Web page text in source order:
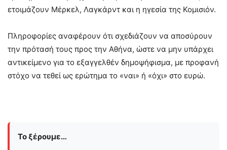
ετοιμάζουν Μέρκελ, Λαγκάρντ και η ηγεσία της Κομισιόν.
Πληροφορίες αναφέρουν ότι σχεδιάζουν να αποσύρουν
την πρότασή τους προς την Αθήνα, ώστε να μην υπάρχει
αντικείμενο για το εξαγγελθέν δημοψήφισμα, με προφανή
στόχο να τεθεί ως ερώτημα το «ναι» ή «όχι» στο ευρώ.
Το ξέρουμε…